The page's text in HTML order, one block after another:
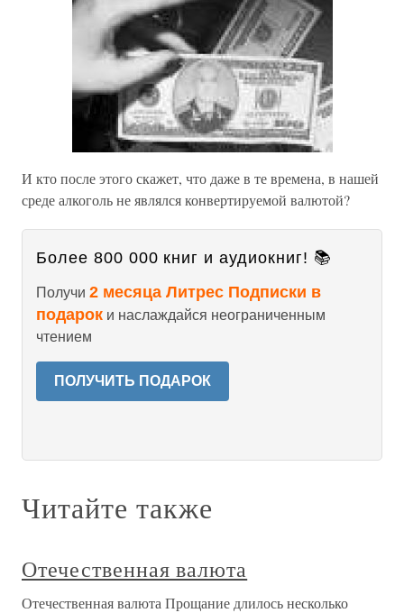
И кто после этого скажет, что даже в те времена, в нашей
среде алкоголь не являлся конвертируемой валютой?
Более 800 000 книг и аудиокниг! 📚
Получи 2 месяца Литрес Подписки в
подарок и наслаждайся неограниченным
чтением
ПОЛУЧИТЬ ПОДАРОК
Читайте также
Отечественная валюта
Отечественная валюта Прощание длилось несколько